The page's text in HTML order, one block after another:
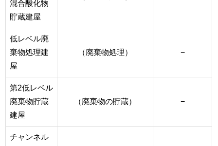
混合酸化物
貯蔵建屋
低レベル廃
棄物処理建
屋
（廃棄物処理） −
第2低レベル
廃棄物貯蔵
建屋
（廃棄物の貯蔵） −
チャンネル